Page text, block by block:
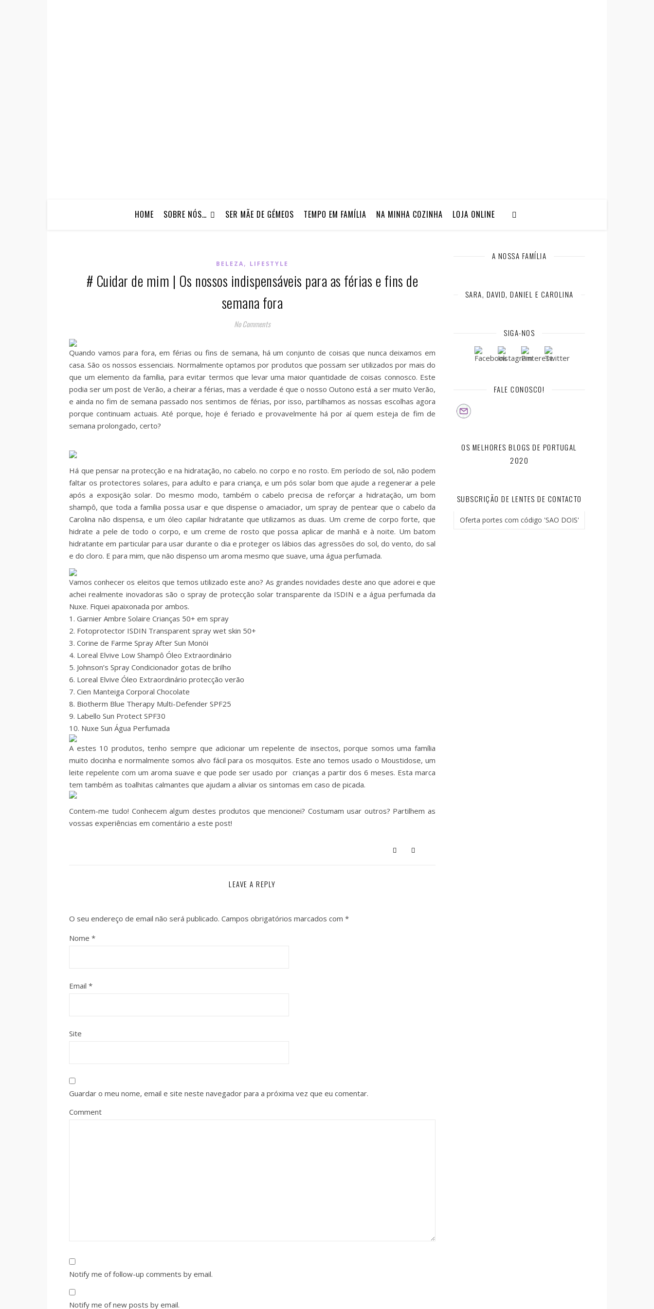
HOME SOBRE NÓS… SER MÃE DE GÉMEOS TEMPO EM FAMÍLIA NA MINHA COZINHA LOJA ONLINE
BELEZA, LIFESTYLE
# Cuidar de mim | Os nossos indispensáveis para as férias e fins de
semana fora
No Comments
Quando vamos para fora, em férias ou fins de semana, há um conjunto de coisas que nunca deixamos em
casa. São os nossos essenciais. Normalmente optamos por produtos que possam ser utilizados por mais do
que um elemento da família, para evitar termos que levar uma maior quantidade de coisas connosco. Este
podia ser um post de Verão, a cheirar a férias, mas a verdade é que o nosso Outono está a ser muito Verão,
e ainda no fim de semana passado nos sentimos de férias, por isso, partilhamos as nossas escolhas agora
porque continuam actuais. Até porque, hoje é feriado e provavelmente há por aí quem esteja de fim de
semana prolongado, certo?
Há que pensar na protecção e na hidratação, no cabelo. no corpo e no rosto. Em período de sol, não podem
faltar os protectores solares, para adulto e para criança, e um pós solar bom que ajude a regenerar a pele
após a exposição solar. Do mesmo modo, também o cabelo precisa de reforçar a hidratação, um bom
shampô, que toda a família possa usar e que dispense o amaciador, um spray de pentear que o cabelo da
Carolina não dispensa, e um óleo capilar hidratante que utilizamos as duas. Um creme de corpo forte, que
hidrate a pele de todo o corpo, e um creme de rosto que possa aplicar de manhã e à noite. Um batom
hidratante em particular para usar durante o dia e proteger os lábios das agressões do sol, do vento, do sal
e do cloro. E para mim, que não dispenso um aroma mesmo que suave, uma água perfumada.
Vamos conhecer os eleitos que temos utilizado este ano? As grandes novidades deste ano que adorei e que
achei realmente inovadoras são o spray de protecção solar transparente da ISDIN e a água perfumada da
Nuxe. Fiquei apaixonada por ambos.
1. Garnier Ambre Solaire Crianças 50+ em spray
2. Fotoprotector ISDIN Transparent spray wet skin 50+
3. Corine de Farme Spray After Sun Monöi
4. Loreal Elvive Low Shampô Óleo Extraordinário
5. Johnson’s Spray Condicionador gotas de brilho
6. Loreal Elvive Óleo Extraordinário protecção verão
7. Cien Manteiga Corporal Chocolate
8. Biotherm Blue Therapy Multi-Defender SPF25
9. Labello Sun Protect SPF30
10. Nuxe Sun Água Perfumada
A estes 10 produtos, tenho sempre que adicionar um repelente de insectos, porque somos uma família
muito docinha e normalmente somos alvo fácil para os mosquitos. Este ano temos usado o Moustidose, um
leite repelente com um aroma suave e que pode ser usado por crianças a partir dos 6 meses. Esta marca
tem também as toalhitas calmantes que ajudam a aliviar os sintomas em caso de picada.
Contem-me tudo! Conhecem algum destes produtos que mencionei? Costumam usar outros? Partilhem as
vossas experiências em comentário a este post!
LEAVE A REPLY
O seu endereço de email não será publicado. Campos obrigatórios marcados com *
Nome *
Email *
Site
Guardar o meu nome, email e site neste navegador para a próxima vez que eu comentar.
Comment
Notify me of follow-up comments by email.
Notify me of new posts by email.
A NOSSA FAMÍLIA
SARA, DAVID, DANIEL E CAROLINA
SIGA-NOS
FALE CONOSCO!
OS MELHORES BLOGS DE PORTUGAL
2020
SUBSCRIÇÃO DE LENTES DE CONTACTO
Oferta portes com código 'SAO DOIS'